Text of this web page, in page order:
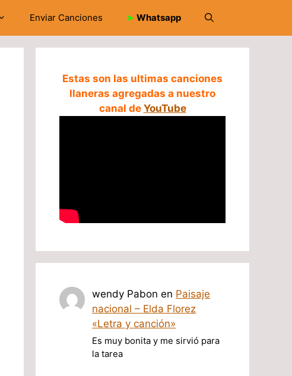
Enviar Canciones ➤ Whatsapp
Estas son las ultimas canciones
llaneras agregadas a nuestro
canal de YouTube
wendy Pabon en Paisaje
nacional – Elda Florez
«Letra y canción»
Es muy bonita y me sirvió para
la tarea